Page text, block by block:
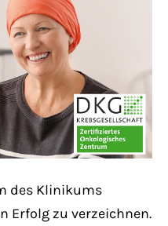
(GMT +1)
600
des Klinikums
Erfolg zu verzeichnen.